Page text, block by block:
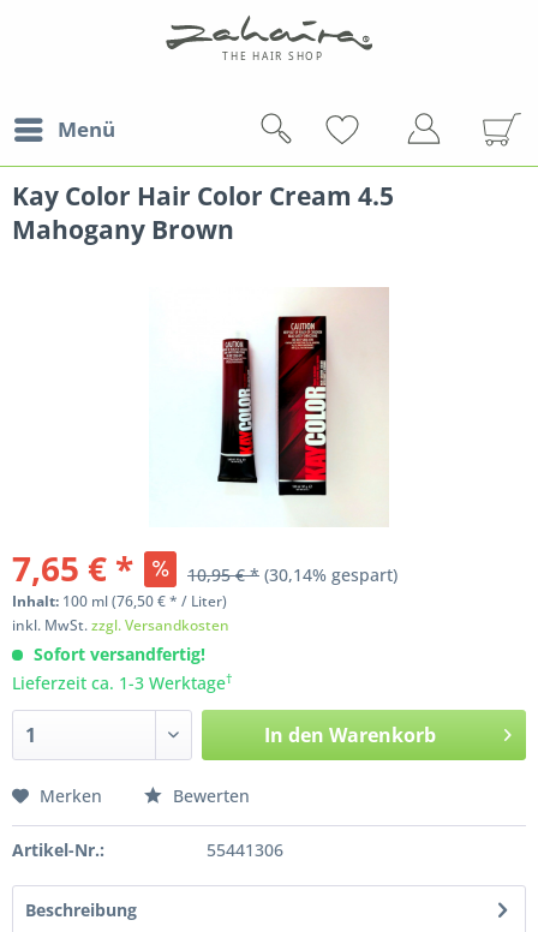
Menü
Kay Color Hair Color Cream 4.5
Mahogany Brown
7,65 € * 10,95 € * (30,14% gespart)
Inhalt: 100 ml(76,50 € * / Liter)
inkl. MwSt.zzgl. Versandkosten
Sofort versandfertig!
Lieferzeit ca. 1-3 Werktage†
In den Warenkorb
Merken Bewerten
Artikel-Nr.: 55441306
Beschreibung